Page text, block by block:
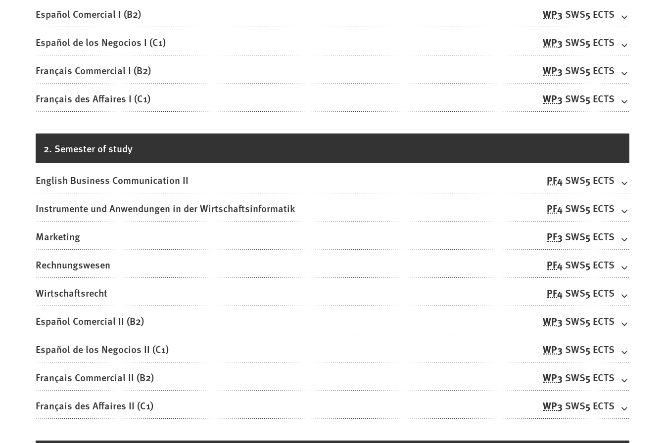
Español Comercial I (B2) WP3 SWS5 ECTS
Español de los Negocios I (C1) WP3 SWS5 ECTS
Français Commercial I (B2) WP3 SWS5 ECTS
Français des Affaires I (C1) WP3 SWS5 ECTS
2. Semester of study
English Business Communication II PF4 SWS5 ECTS
Instrumente und Anwendungen in der Wirtschaftsinformatik PF4 SWS5 ECTS
Marketing PF3 SWS5 ECTS
Rechnungswesen PF4 SWS5 ECTS
Wirtschaftsrecht PF4 SWS5 ECTS
Español Comercial II (B2) WP3 SWS5 ECTS
Español de los Negocios II (C1) WP3 SWS5 ECTS
Français Commercial II (B2) WP3 SWS5 ECTS
Français des Affaires II (C1) WP3 SWS5 ECTS